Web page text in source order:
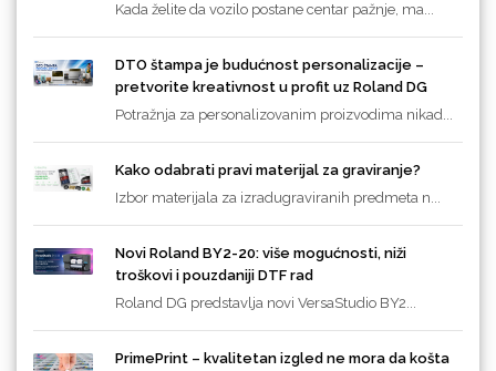
Kada želite da vozilo postane centar pažnje, ma...
DTO štampa je budućnost personalizacije –
pretvorite kreativnost u profit uz Roland DG
Potražnja za personalizovanim proizvodima nikad...
Kako odabrati pravi materijal za graviranje?
Izbor materijala za izradugraviranih predmeta n...
Novi Roland BY2-20: više mogućnosti, niži
troškovi i pouzdaniji DTF rad
Roland DG predstavlja novi VersaStudio BY2...
PrimePrint – kvalitetan izgled ne mora da košta